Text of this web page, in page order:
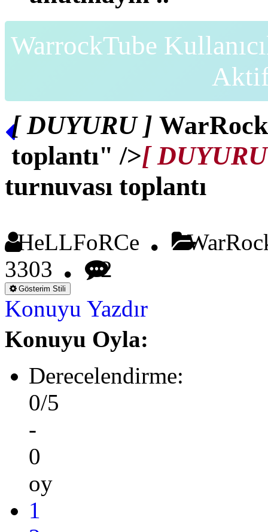
WarrockTube
[ DUYURU ]
toplantı" />[
turnuvası toplantı
HeLLFoRCe
3303
2
Gösterim Stili
Konuyu Yazdır
Konuyu Oyla:
Derecelendirme:
0/5
-
0
oy
1